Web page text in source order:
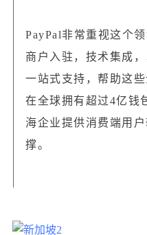
PayPal非常重视这个
商户入驻，技术集成
一站式支持，帮助这
在全球拥有超过4亿钱
海企业提供消费端用
撑。